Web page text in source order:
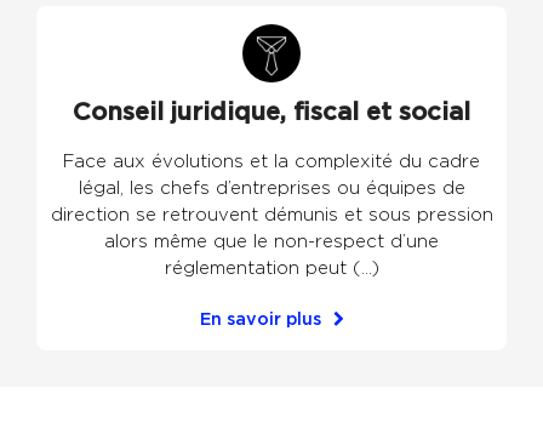
Conseil juridique, fiscal et social
Face aux évolutions et la complexité du cadre
légal, les chefs d’entreprises ou équipes de
direction se retrouvent démunis et sous pression
alors même que le non-respect d’une
réglementation peut (...)
En savoir plus